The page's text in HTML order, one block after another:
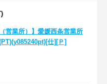
営業所）】愛媛西条営業所
仕][Ｐ]